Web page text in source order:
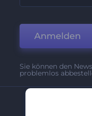
Anmelden
Sie können den
problemlos